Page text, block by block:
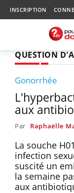
INSCRIPTION
QUESTION
Gonorrhée
aux
Par Raphaëlle
La souche
infection
suscité un
la semaine
aux